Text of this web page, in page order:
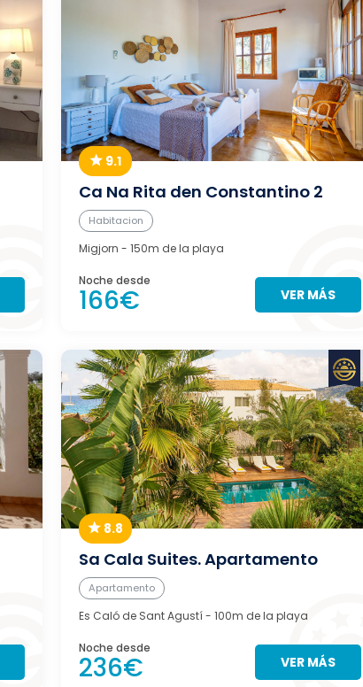
9.1
Ca Na Rita den Constantino 2
Habitacion
Migjorn - 150m de la playa
Noche desde
166€ VER MÁS
8.8
Sa Cala Suites. Apartamento
Apartamento
Es Caló de Sant Agustí- 100m de la playa
Noche desde
236€ VER MÁS